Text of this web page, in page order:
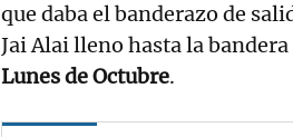
que daba el banderazo de
Jai Alai lleno hasta la
Lunes de Octubre.